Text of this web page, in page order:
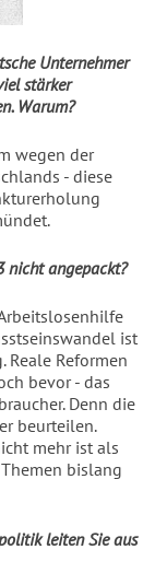
Unternehmer
stärker
Warum?
wegen der
- diese
nicht angepackt?
ist
Reformen
bevor - das
Denn die
beurteilen.
mehr ist als
bislang
leiten Sie aus